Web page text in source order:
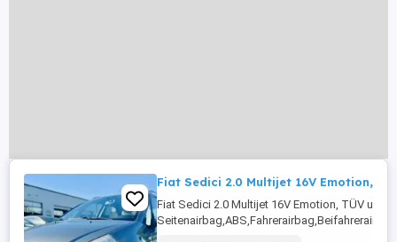
Fiat Sedici 2.0 Multijet 16V Emotion,
Fiat Sedici 2.0 Multijet 16V Emotion, TÜV und